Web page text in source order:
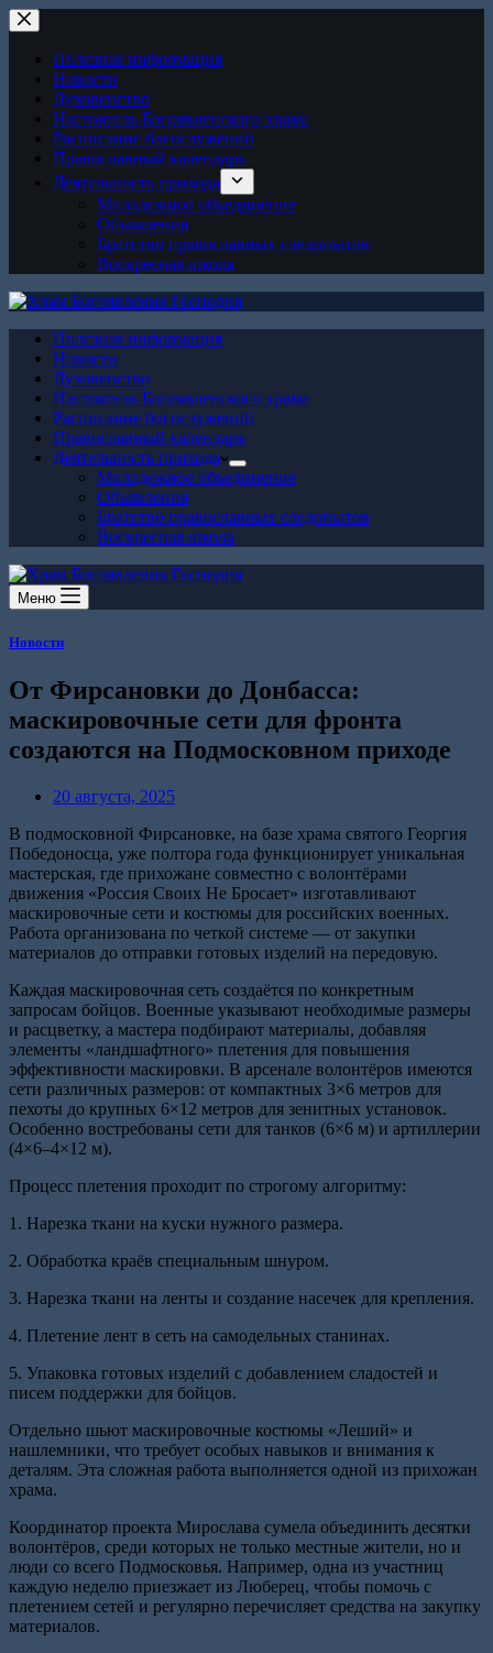
Перейти
к
сути
Полезная информация
Новости
Духовенство
Настоятель Богоявленского храма
Расписание богослужений
Православный календарь
Деятельность прихода
Молодежное объединение
Объявления
Братство православных следопытов
Воскресная школа
Полезная информация
Новости
Духовенство
Настоятель Богоявленского храма
Расписание богослужений
Православный календарь
Деятельность прихода
Молодежное объединение
Объявления
Братство православных следопытов
Воскресная школа
Меню
Новости
От Фирсановки до Донбасса:
маскировочные сети для фронта
создаются на Подмосковном приходе
20 августа, 2025
В подмосковной Фирсановке, на базе храма святого Георгия
Победоносца, уже полтора года функционирует уникальная
мастерская, где прихожане совместно с волонтёрами
движения «Россия Своих Не Бросает» изготавливают
маскировочные сети и костюмы для российских военных.
Работа организована по четкой системе — от закупки
материалов до отправки готовых изделий на передовую.
Каждая маскировочная сеть создаётся по конкретным
запросам бойцов. Военные указывают необходимые размеры
и расцветку, а мастера подбирают материалы, добавляя
элементы «ландшафтного» плетения для повышения
эффективности маскировки. В арсенале волонтёров имеются
сети различных размеров: от компактных 3×6 метров для
пехоты до крупных 6×12 метров для зенитных установок.
Особенно востребованы сети для танков (6×6 м) и артиллерии
(4×6–4×12 м).
Процесс плетения проходит по строгому алгоритму:
1. Нарезка ткани на куски нужного размера.
2. Обработка краёв специальным шнуром.
3. Нарезка ткани на ленты и создание насечек для крепления.
4. Плетение лент в сеть на самодельных станинах.
5. Упаковка готовых изделий с добавлением сладостей и
писем поддержки для бойцов.
Отдельно шьют маскировочные костюмы «Леший» и
нашлемники, что требует особых навыков и внимания к
деталям. Эта сложная работа выполняется одной из прихожан
храма.
Координатор проекта Мирослава сумела объединить десятки
волонтёров, среди которых не только местные жители, но и
люди со всего Подмосковья. Например, одна из участниц
каждую неделю приезжает из Люберец, чтобы помочь с
плетением сетей и регулярно перечисляет средства на закупку
материалов.